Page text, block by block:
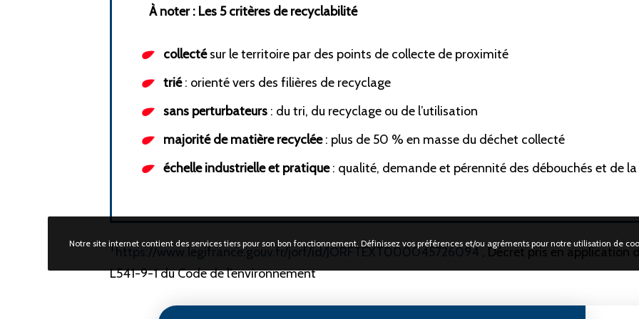
À noter : Les 5 critères de recyclabilité
collectésur le territoire par des points de collecte de proximité
trié: orienté vers des filières de recyclage
sans perturbateurs: du tri, du recyclage ou de l’utilisation
majorité de matière recyclée: plus de 50 % en masse du déchet collecté
échelle industrielle et pratique: qualité, demande et pérennité des débouchés et de
1 https://www.legifrance.gouv.fr/jorf/id/JORFTEXT000045726094 , Décret pris en application
L541-9-1 du Code de l’environnement
DÉCOUVRIR LÉKO
Pourquoi Léko ?
Notre mission
Notre équipe
Notre histoire
Nos partenaires
Notre site internet contient des services tiers pour son bon fonctionnement. Définissez vos préférences et/ou agréments pour notre utilisation de